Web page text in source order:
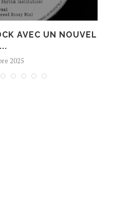
AVEC UN NOUVEL
2025